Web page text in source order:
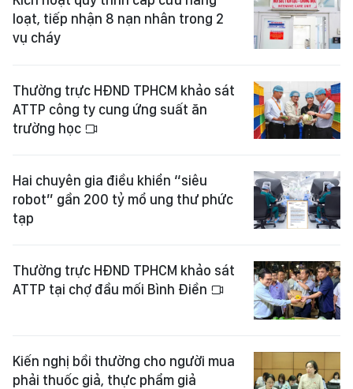
loạt, tiếp nhận 8 nạn nhân trong 2
vụ cháy
Thường trực HĐND TPHCM khảo sát
ATTP công ty cung ứng suất ăn
trường học
Hai chuyên gia điều khiển “siêu
robot” gần 200 tỷ mổ ung thư phức
tạp
Thường trực HĐND TPHCM khảo sát
ATTP tại chợ đầu mối Bình Điền
Kiến nghị bồi thường cho người mua
phải thuốc giả, thực phẩm giả